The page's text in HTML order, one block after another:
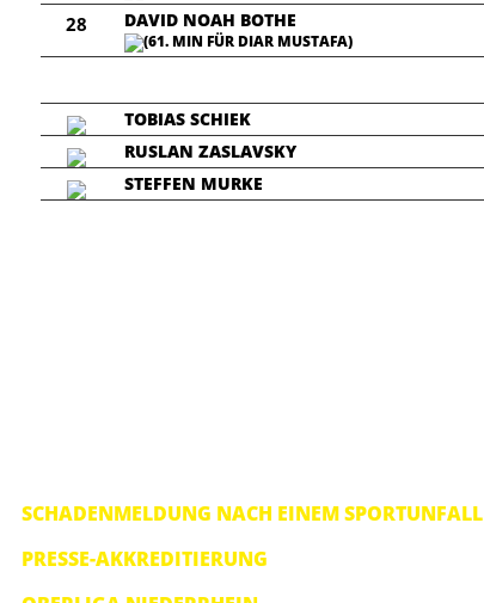
28 DAVID NOAH BOTHE
(61. MIN FÜR DIAR MUSTAFA)
TOBIAS SCHIEK
RUSLAN ZASLAVSKY
STEFFEN MURKE
SCHADENMELDUNG NACH EINEM SPORTUNFALL
PRESSE-AKKREDITIERUNG